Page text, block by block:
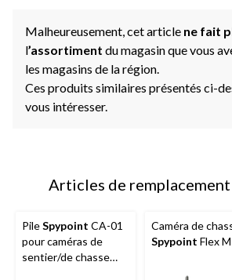
Malheureusement, cet article ne fait
l’assortiment du magasin que vous
les magasins de la région.
Ces produits similaires présentés ci-
vous intéresser.
Articles de
PileSpypoint CA-01
pour caméras de
sentier/de chasse
Caméra de
Spypoint Flex M